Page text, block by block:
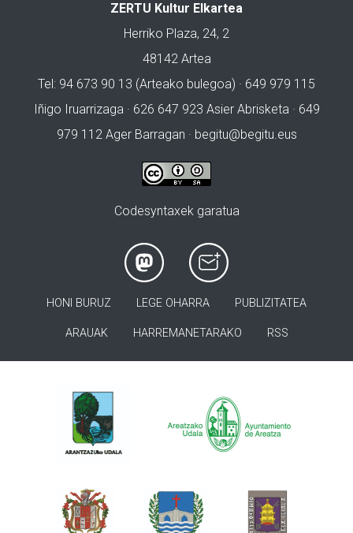
ZERTU Kultur Elkartea
Herriko Plaza, 24, 2
48142 Artea
Tel: 94 673 90 13 (Arteako bulegoa) · 649 979 115
Iñigo Iruarrizaga · 626 647 923 Asier Abrisketa · 649
979 112 Ager Barragan · begitu@begitu.eus
Codesyntaxek garatua
HONI BURUZ LEGE OHARRA PUBLIZITATEA
ARAUAK HARREMANETARAKO RSS